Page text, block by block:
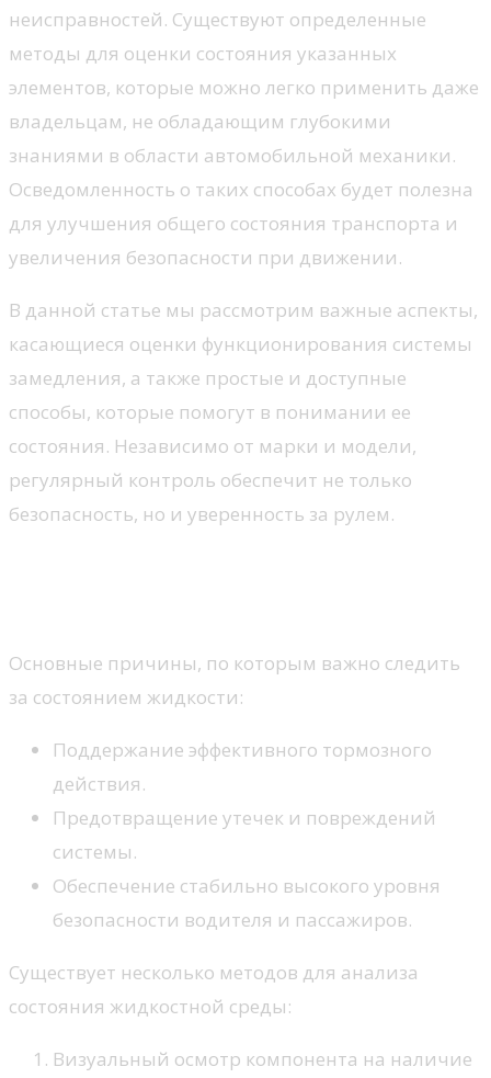
неисправностей. Существуют определенные
методы для оценки состояния указанных
элементов, которые можно легко применить даже
владельцам, не обладающим глубокими
знаниями в области автомобильной механики.
Осведомленность о таких способах будет полезна
для улучшения общего состояния транспорта и
увеличения безопасности при движении.
В данной статье мы рассмотрим важные аспекты,
касающиеся оценки функционирования системы
замедления, а также простые и доступные
способы, которые помогут в понимании ее
состояния. Независимо от марки и модели,
регулярный контроль обеспечит не только
безопасность, но и уверенность за рулем.
Основные причины, по которым важно следить
за состоянием жидкости:
Поддержание эффективного тормозного
действия.
Предотвращение утечек и повреждений
системы.
Обеспечение стабильно высокого уровня
безопасности водителя и пассажиров.
Существует несколько методов для анализа
состояния жидкостной среды:
Визуальный осмотр компонента на наличие